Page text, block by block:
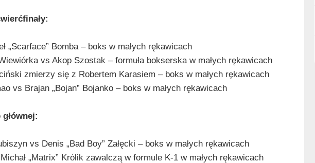
„Scarface” Bomba – boks w małych rękawicach
vs Akop Szostak – formuła bokserska w małych rękawicach
zmierzy się z Robertem Karasiem – boks w małych rękawicach
vs Brajan „Bojan” Bojanko – boks w małych rękawicach
vs Denis „Bad Boy” Załęcki – boks w małych rękawicach
„Matrix” Królik zawalczą w formule K-1 w małych rękawicach